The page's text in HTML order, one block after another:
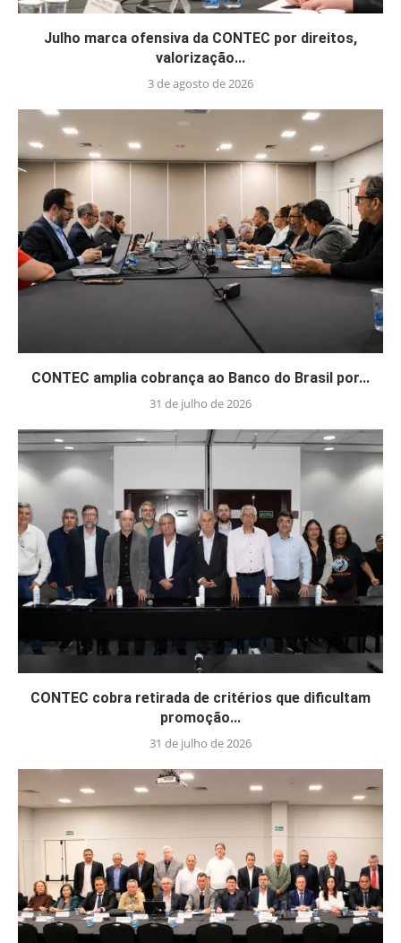
Julho marca ofensiva da CONTEC por direitos,
valorização...
3 de agosto de 2026
CONTEC amplia cobrança ao Banco do Brasil por...
31 de julho de 2026
CONTEC cobra retirada de critérios que dificultam
promoção...
31 de julho de 2026